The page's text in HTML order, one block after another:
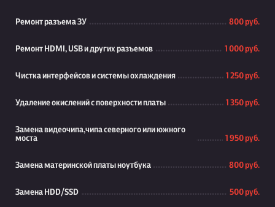
Ремонт разъема ЗУ 800 руб.
Ремонт HDMI, USB и других разъемов 1 000 руб.
Чистка интерфейсов и системы охлаждения 1 250 руб.
Удаление окислений с поверхности платы 1 350 руб.
Замена видеочипа,чипа северного или южного
моста
1 950 руб.
Замена материнской платы ноутбука 800 руб.
Замена HDD/SSD 500 руб.